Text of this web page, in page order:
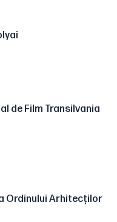
de Film Transilvania
Ordinului Arhitecților